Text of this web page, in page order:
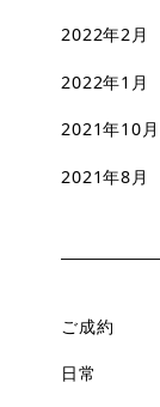
2022年2月
2022年1月
2021年10月
2021年8月
ご成約
日常